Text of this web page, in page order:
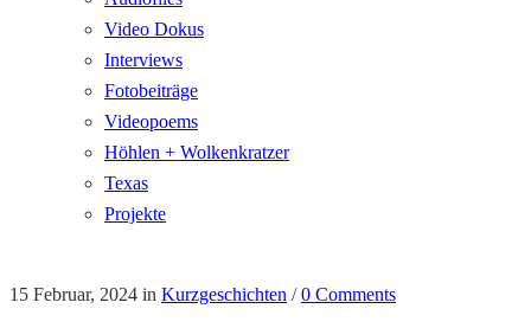
Video Dokus
Interviews
Fotobeiträge
Videopoems
Höhlen + Wolkenkratzer
Texas
Projekte
15 Februar, 2024 in Kurzgeschichten /0 Comments